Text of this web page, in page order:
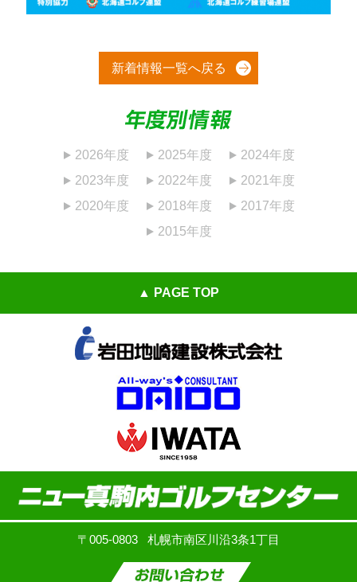
新着情報一覧へ戻る
2026年度 2025年度
2024年度
2023年度
2022年度
2021年度
2020年度
2018年度
2017年度
2015年度
PAGE TOP
〒005-0803 札幌市南区川沿3条1丁目